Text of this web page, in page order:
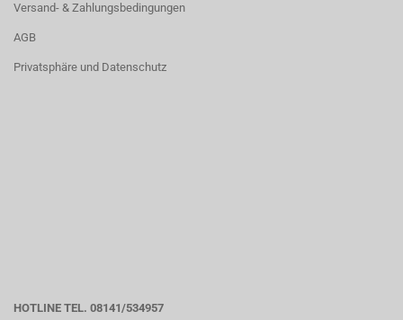
Versand- & Zahlungsbedingungen
AGB
Privatsphäre und Datenschutz
HOTLINE TEL. 08141/534957